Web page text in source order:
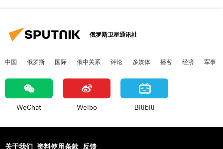
俄罗斯卫星通讯社
中国 俄罗斯 国际 俄中关系 评论 多媒体 播客 经济 军事
WeChat Weibo Bilibili
关于我们 资料使用条款 反馈